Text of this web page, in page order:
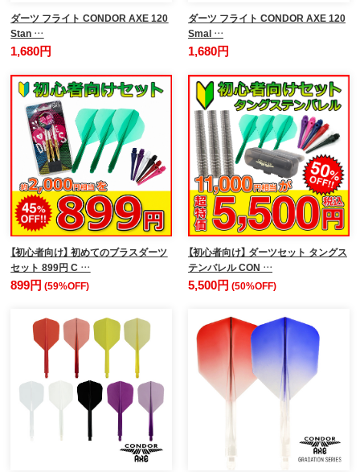
ダーツ フライト CONDOR AXE 120
Stan …
1,680円
ダーツ フライト CONDOR AXE 120
Smal …
1,680円
【初心者向け】 初めてのブラスダーツ
セット 899円 C …
899円(59%OFF)
【初心者向け】 ダーツセット タングス
テンバレル CON …
5,500円 (50%OFF)